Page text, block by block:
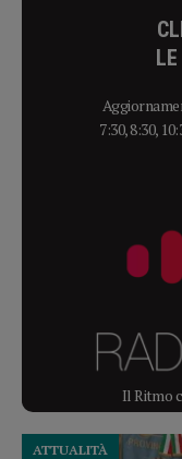
7:30, 8:30,
Il Ritmo
ATTUALITÀ